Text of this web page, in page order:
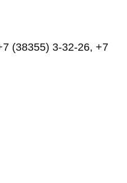
(38355) 3-32-26, +7